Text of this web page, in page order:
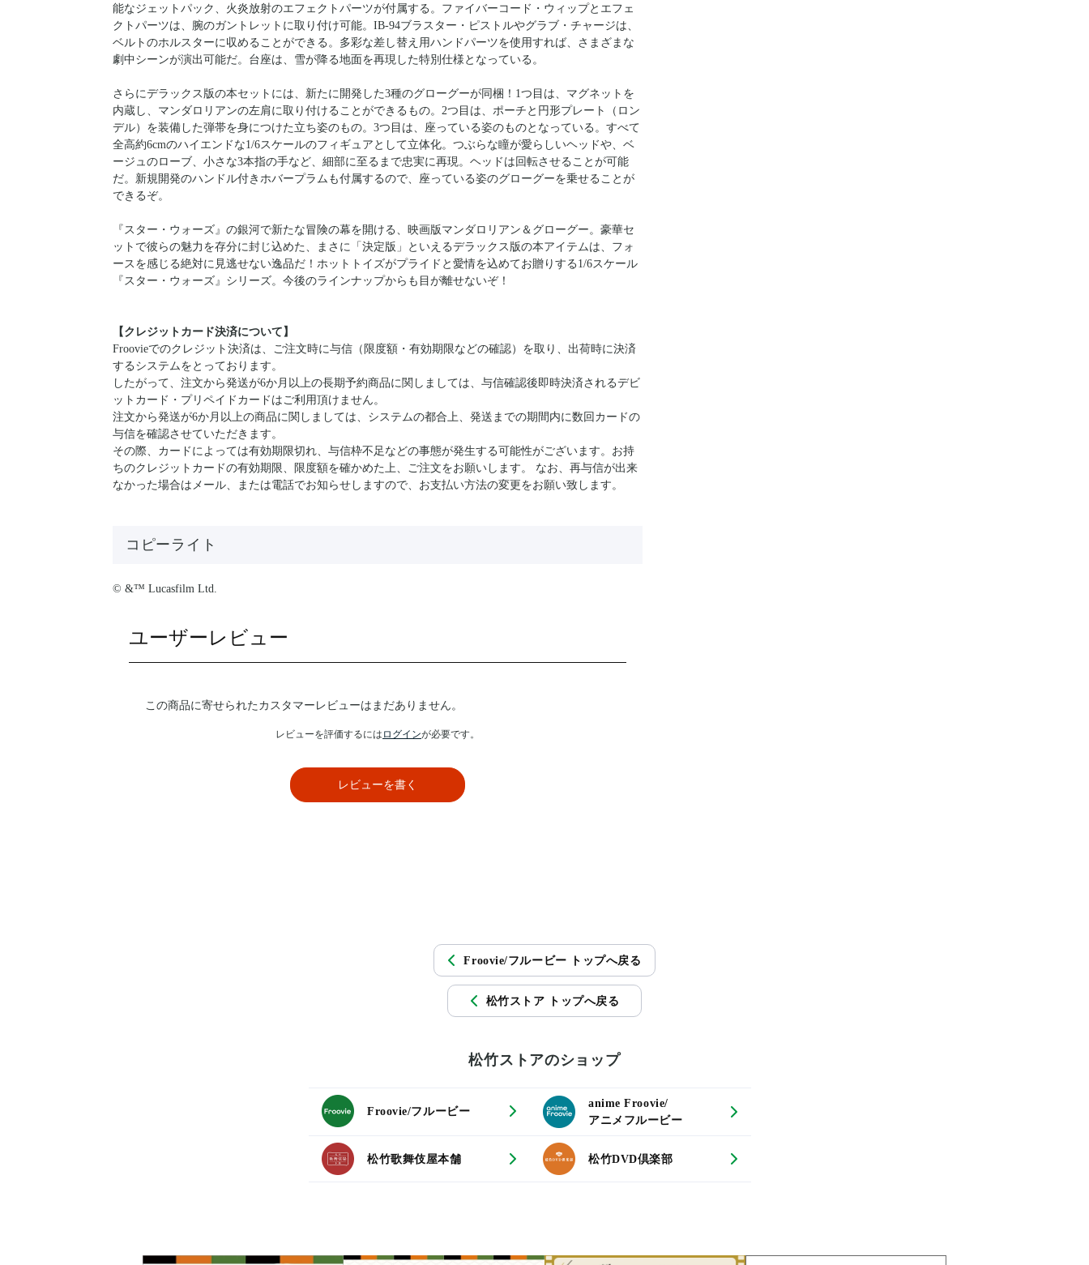
能なジェットパック、火炎放射のエフェクトパーツが付属する。ファイバーコード・ウィップとエフェ
クトパーツは、腕のガントレットに取り付け可能。IB-94ブラスター・ピストルやグラブ・チャージは、
ベルトのホルスターに収めることができる。多彩な差し替え用ハンドパーツを使用すれば、さまざまな
劇中シーンが演出可能だ。台座は、雪が降る地面を再現した特別仕様となっている。
さらにデラックス版の本セットには、新たに開発した3種のグローグーが同梱！1つ目は、マグネットを
内蔵し、マンダロリアンの左肩に取り付けることができるもの。2つ目は、ポーチと円形プレート（ロン
デル）を装備した弾帯を身につけた立ち姿のもの。3つ目は、座っている姿のものとなっている。すべて
全高約6cmのハイエンドな1/6スケールのフィギュアとして立体化。つぶらな瞳が愛らしいヘッドや、ベ
ージュのローブ、小さな3本指の手など、細部に至るまで忠実に再現。ヘッドは回転させることが可能
だ。新規開発のハンドル付きホバープラムも付属するので、座っている姿のグローグーを乗せることが
できるぞ。
『スター・ウォーズ』の銀河で新たな冒険の幕を開ける、映画版マンダロリアン＆グローグー。豪華セ
ットで彼らの魅力を存分に封じ込めた、まさに「決定版」といえるデラックス版の本アイテムは、フォ
ースを感じる絶対に見逃せない逸品だ！ホットトイズがプライドと愛情を込めてお贈りする1/6スケール
『スター・ウォーズ』シリーズ。今後のラインナップからも目が離せないぞ！
【クレジットカード決済について】
Froovieでのクレジット決済は、ご注文時に与信（限度額・有効期限などの確認）を取り、出荷時に決済
するシステムをとっております。
したがって、注文から発送が6か月以上の長期予約商品に関しましては、与信確認後即時決済されるデビ
ットカード・プリペイドカードはご利用頂けません。
注文から発送が6か月以上の商品に関しましては、システムの都合上、発送までの期間内に数回カードの
与信を確認させていただきます。
その際、カードによっては有効期限切れ、与信枠不足などの事態が発生する可能性がございます。お持
ちのクレジットカードの有効期限、限度額を確かめた上、ご注文をお願いします。 なお、再与信が出来
なかった場合はメール、または電話でお知らせしますので、お支払い方法の変更をお願い致します。
コピーライト
© &™ Lucasfilm Ltd.
ユーザーレビュー
この商品に寄せられたカスタマーレビューはまだありません。
レビューを評価するには ログインが必要です。
レビューを書く
Froovie/フルービー トップへ戻る
松竹ストア トップへ戻る
松竹ストアのショップ
Froovie/フルービー
anime Froovie/
アニメフルービー
松竹歌舞伎屋本舗 松竹DVD倶楽部